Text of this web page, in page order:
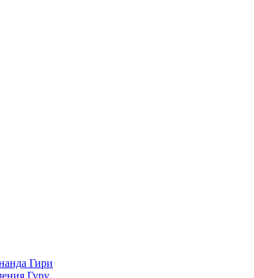
Гири
Гуру